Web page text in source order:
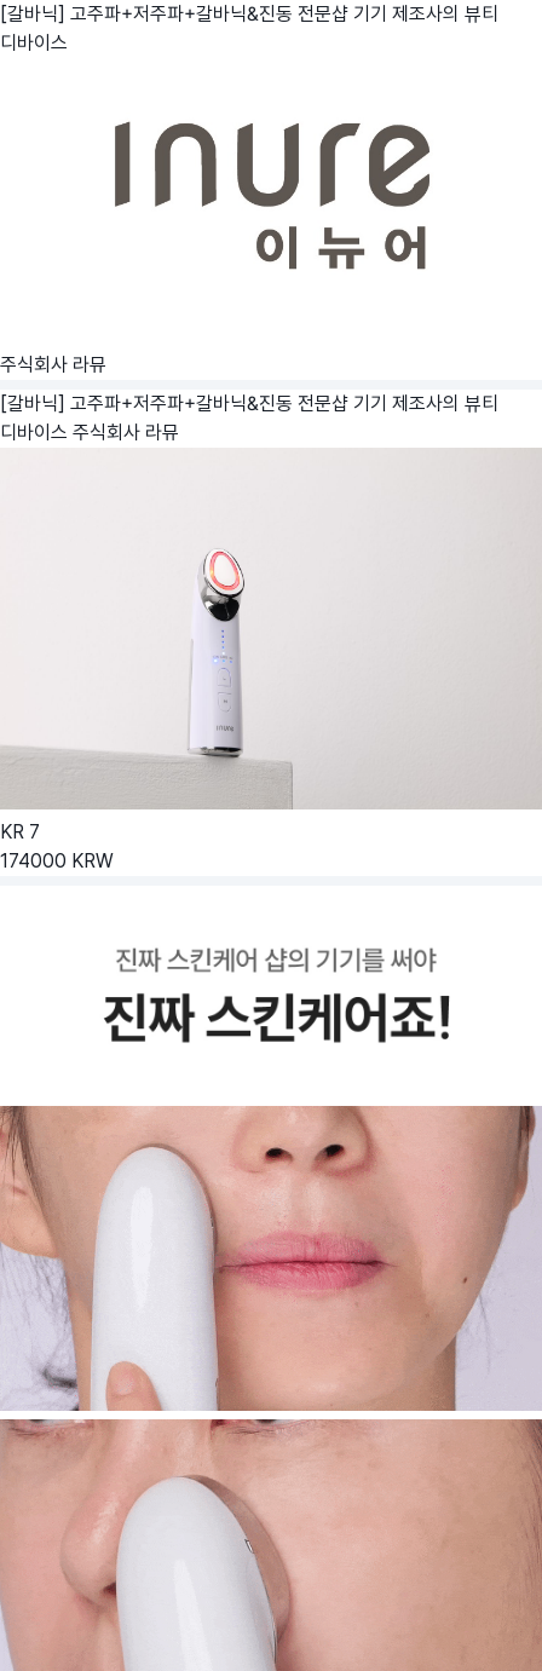
[갈바닉] 고주파+저주파+갈바닉&진동 전문샵 기기 제조사의 뷰티
디바이스
주식회사 라뮤
[갈바닉] 고주파+저주파+갈바닉&진동 전문샵 기기 제조사의 뷰티
디바이스 주식회사 라뮤
KR 7
174000 KRW